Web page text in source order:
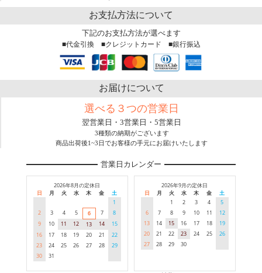
お支払方法について
下記のお支払方法が選べます
■代金引換 ■クレジットカード ■銀行振込
お届けについて
選べる３つの営業日
翌営業日・3営業日・5営業日
3種類の納期がございます
商品出荷後1~3日でお客様の手元にお届けいたします
営業日カレンダー
2026年8月の定休日
日
月 火 水 木 金
土
1
2
3 4 5 6 7
8
9
10 11 12 13 14
15
16
17 18 19 20 21
22
23
24 25 26 27 28
29
30
31
2026年9月の定休日
日
月 火 水 木 金
土
1
2 3 4
5
6
7 8 9 10 11
12
13
14 15 16 17 18
19
20
21 22 23 24 25
26
27
28 29 30